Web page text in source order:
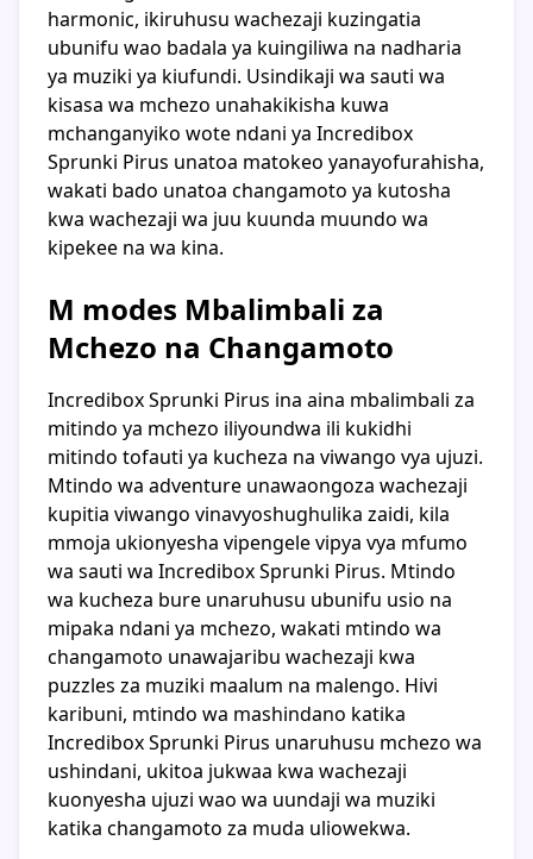
harmonic, ikiruhusu wachezaji kuzingatia
ubunifu wao badala ya kuingiliwa na nadharia
ya muziki ya kiufundi. Usindikaji wa sauti wa
kisasa wa mchezo unahakikisha kuwa
mchanganyiko wote ndani ya Incredibox
Sprunki Pirus unatoa matokeo yanayofurahisha,
wakati bado unatoa changamoto ya kutosha
kwa wachezaji wa juu kuunda muundo wa
kipekee na wa kina.
M modes Mbalimbali za
Mchezo na Changamoto
Incredibox Sprunki Pirus ina aina mbalimbali za
mitindo ya mchezo iliyoundwa ili kukidhi
mitindo tofauti ya kucheza na viwango vya ujuzi.
Mtindo wa adventure unawaongoza wachezaji
kupitia viwango vinavyoshughulika zaidi, kila
mmoja ukionyesha vipengele vipya vya mfumo
wa sauti wa Incredibox Sprunki Pirus. Mtindo
wa kucheza bure unaruhusu ubunifu usio na
mipaka ndani ya mchezo, wakati mtindo wa
changamoto unawajaribu wachezaji kwa
puzzles za muziki maalum na malengo. Hivi
karibuni, mtindo wa mashindano katika
Incredibox Sprunki Pirus unaruhusu mchezo wa
ushindani, ukitoa jukwaa kwa wachezaji
kuonyesha ujuzi wao wa uundaji wa muziki
katika changamoto za muda uliowekwa.